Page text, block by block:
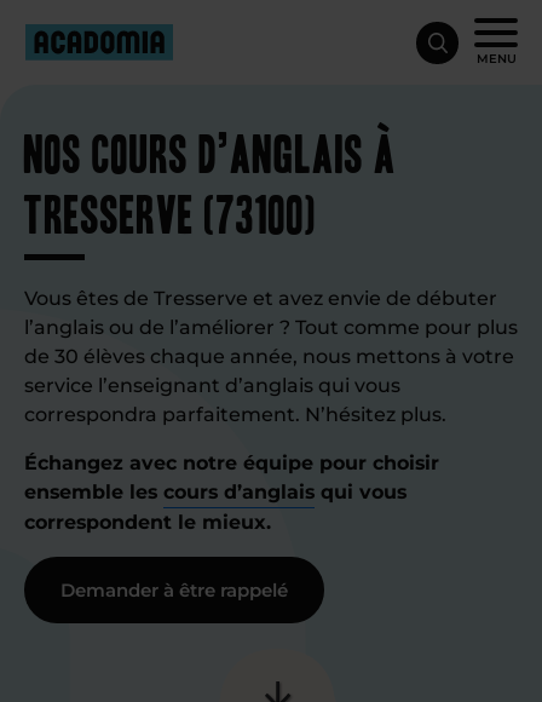
MENU
Nos cours d’anglais à
Tresserve (73100)
Vous êtes de Tresserve et avez envie de débuter
l’anglais ou de l’améliorer ? Tout comme pour plus
de 30 élèves chaque année, nous mettons à votre
service l’enseignant d’anglais qui vous
correspondra parfaitement. N’hésitez plus.
Échangez avec notre équipe pour choisir
ensemble les cours d’anglais qui vous
correspondent le mieux.
Demander à être rappelé